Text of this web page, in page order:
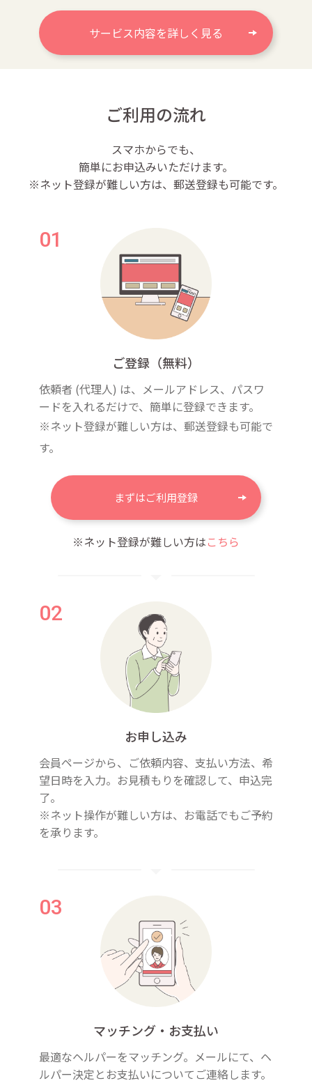
サービス内容を詳しく見る
ご利用の流れ
スマホからでも、
簡単にお申込みいただけます。
※ネット登録が難しい方は、郵送登録も可能です。
ご登録（無料）
依頼者 (代理人) は、メールアドレス、パスワ
ードを入れるだけで、簡単に登録できます。
※ネット登録が難しい方は、郵送登録も可能で
す。
まずはご利用登録
※ネット登録が難しい方はこちら
お申し込み
会員ページから、ご依頼内容、支払い方法、希
望日時を入力。お見積もりを確認して、申込完
了。
※ネット操作が難しい方は、お電話でもご予約
を承ります。
マッチング・お支払い
最適なヘルパーをマッチング。メールにて、ヘ
ルパー決定とお支払いについてご連絡します。